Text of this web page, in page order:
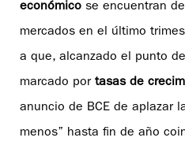
económico se encuentran
mercados en el último
a que, alcanzado el punto
marcado por tasas de
anuncio de BCE de aplazar
menos” hasta fin de año